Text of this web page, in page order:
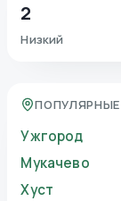
2
Низкий
Ужгород
Мукачево
Хуст